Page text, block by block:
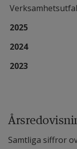
2025
2024
2023
Samtliga siffror